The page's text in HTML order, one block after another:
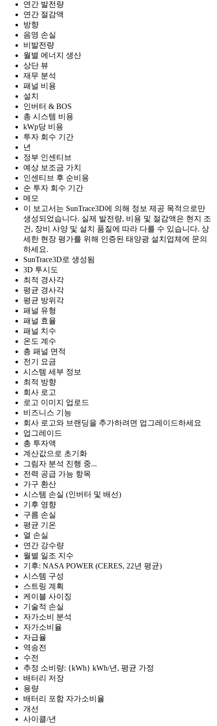
연간 발전량
연간 절감액
방향
음영 손실
비발전량
월별 에너지 생산
상단 뷰
재무 분석
패널 비용
설치
인버터 & BOS
총 시스템 비용
kWp당 비용
투자 회수 기간
년
정부 인센티브
예상 보조금 가치
인센티브 후 순비용
순 투자 회수 기간
메모
이 보고서는 SunTrace3D에 의해 정보 제공 목적으로만
생성되었습니다. 실제 발전량, 비용 및 절감액은 현지 조
건, 장비 사양 및 설치 품질에 따라 다를 수 있습니다. 상
세한 현장 평가를 위해 인증된 태양광 설치업체에 문의
하세요.
SunTrace3D로 생성됨
3D 투시도
최적 경사각
평균 경사각
평균 방위각
패널 유형
패널 효율
패널 치수
온도 계수
총 패널 면적
전기 요금
시스템 세부 정보
최적 방향
회사 로고
로고 이미지 업로드
비즈니스 기능
회사 로고와 브랜딩을 추가하려면 업그레이드하세요
업그레이드
총 투자액
계산값으로 초기화
그림자 분석 진행 중...
전력 공급 가능 항목
가구 환산
시스템 손실 (인버터 및 배선)
기후 영향
구름 손실
평균 기온
열 손실
연간 강수량
월별 일조 지수
기후: NASA POWER (CERES, 22년 평균)
시스템 구성
스트링 계획
케이블 사이징
기술적 손실
자가소비 분석
자가소비율
자급율
역송전
수전
추정 소비량: {kWh} kWh/년, 평균 가정
배터리 저장
용량
배터리 포함 자가소비율
개선
사이클/년